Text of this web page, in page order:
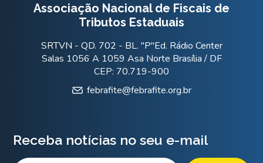
Associação Nacional de Fiscais de
Tributos Estaduais
SRTVN - QD. 702 - BL. "P"Ed. Rádio Center
Salas 1056 A 1059 Asa Norte Brasília / DF
CEP: 70.719-900
febrafite@febrafite.org.br
Receba notícias no seu e-mail